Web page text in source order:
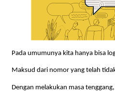
Pada umumunya kita hanya bisa
Maksud dari nomor yang telah
Dengan melakukan masa